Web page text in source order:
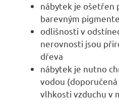
nábytek je ošetřen
barevným
odlišnosti v
nerovnosti jsou
dřeva
nábytek je nutno
vodou
vlhkosti vzduchu v